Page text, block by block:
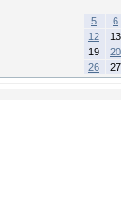
5
6
12
13
19
20
26
27